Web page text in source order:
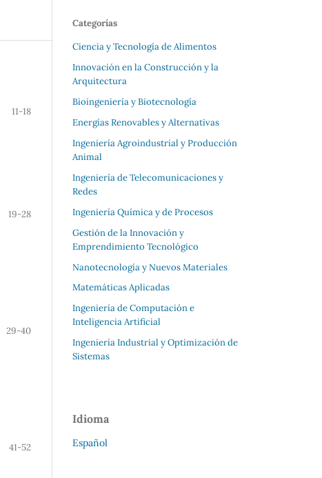
11-18
19-28
29-40
41-52
Categorías
Ciencia y Tecnología de Alimentos
Innovación en la Construcción y la
Arquitectura
Bioingeniería y Biotecnología
Energías Renovables y Alternativas
Ingeniería Agroindustrial y Producción
Animal
Ingeniería de Telecomunicaciones y
Redes
Ingeniería Química y de Procesos
Gestión de la Innovación y
Emprendimiento Tecnológico
Nanotecnología y Nuevos Materiales
Matemáticas Aplicadas
Ingeniería de Computación e
Inteligencia Artificial
Ingeniería Industrial y Optimización de
Sistemas
Idioma
Español